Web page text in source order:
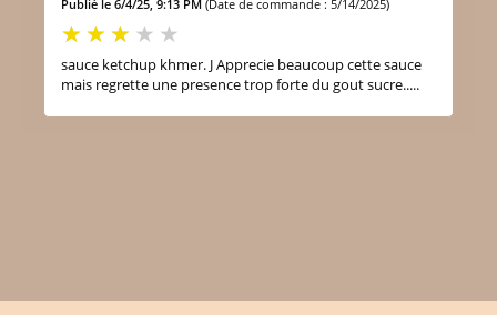
Publié le 6/4/25, 9:13 PM (Date de commande : 5/14/2025)
sauce ketchup khmer. J Apprecie beaucoup cette sauce
mais regrette une presence trop forte du gout sucre.....